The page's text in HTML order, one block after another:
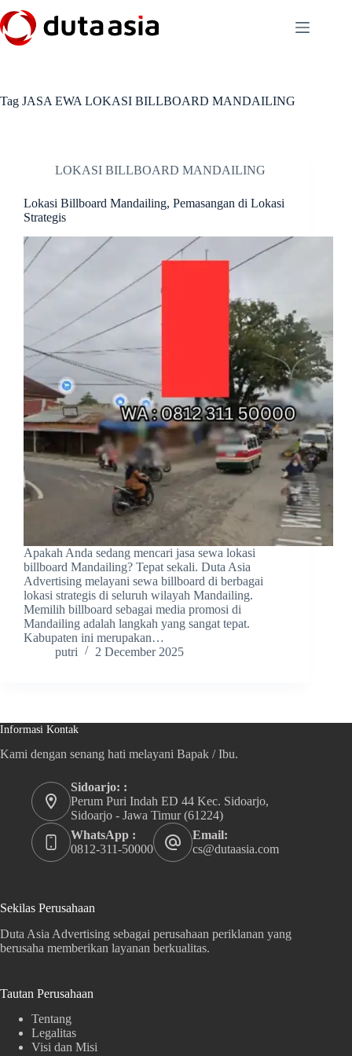
to
content
Tag JASA EWA LOKASI BILLBOARD MANDAILING
LOKASI BILLBOARD MANDAILING
Lokasi Billboard Mandailing, Pemasangan di Lokasi
Strategis
Apakah Anda sedang mencari jasa sewa lokasi
billboard Mandailing? Tepat sekali. Duta Asia
Advertising melayani sewa billboard di berbagai
lokasi strategis di seluruh wilayah Mandailing.
Memilih billboard sebagai media promosi di
Mandailing adalah langkah yang sangat tepat.
Kabupaten ini merupakan…
putri
2 December 2025
Informasi Kontak
Kami dengan senang hati melayani Bapak / Ibu.
Sidoarjo: :
Perum Puri Indah ED 44 Kec. Sidoarjo,
Sidoarjo - Jawa Timur (61224)
WhatsApp :
0812-311-50000
Email:
cs@dutaasia.com
Sekilas Perusahaan
Duta Asia Advertising sebagai perusahaan periklanan yang
berusaha memberikan layanan berkualitas.
Tautan Perusahaan
Tentang
Legalitas
Visi dan Misi